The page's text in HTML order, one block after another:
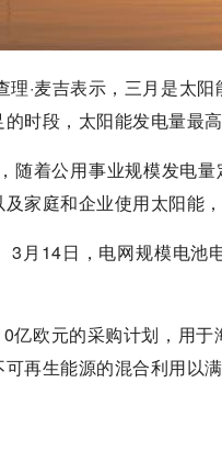
·麦吉表示，三月是太
时段，太阳能发电量最高
随着公用事业规模发电
家庭和企业使用太阳能
月14日，电网规模电
亿欧元的采购计划，用
再生能源的混合利用以满